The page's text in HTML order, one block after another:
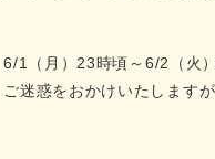
6/1（月）23時頃～6/2（火
ご迷惑をおかけいたします